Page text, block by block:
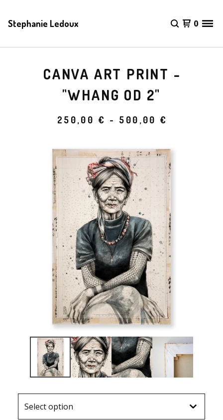
Stephanie Ledoux 0
CANVA ART PRINT -
"WHANG OD 2"
250,00 € - 500,00 €